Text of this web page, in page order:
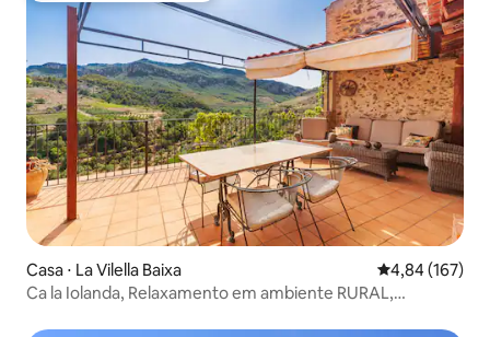
Casa ⋅ La Vilella Baixa 4,84 de uma
4,84 (167)
Ca la Iolanda, Relaxamento em ambiente RURAL,